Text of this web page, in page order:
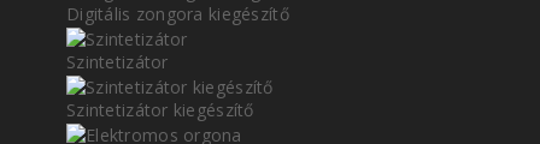
Digitális zongora kiegészítő
Szintetizátor
Szintetizátor kiegészítő